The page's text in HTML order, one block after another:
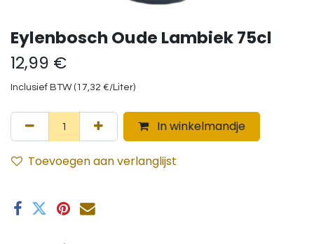
Eylenbosch Oude Lambiek 75cl
12,99 €
Inclusief BTW ( 17,32 €/Liter)
In winkelmandje
Toevoegen aan verlanglijst